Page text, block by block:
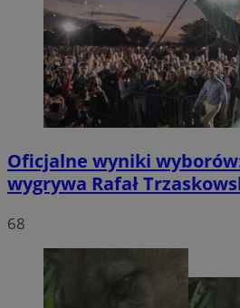
Oficjalne wyniki
wygrywa Rafał
68